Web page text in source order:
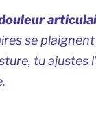
se
tu ajustes